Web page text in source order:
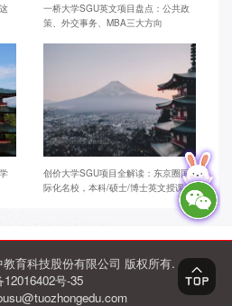
一桥大学SGU英文项目盘点：公共政
策、外交事务、MBA三大方向
创价大学SGU项目全解读：东京圈国
际化名校，本科/硕士/博士英文授课
育科技股份有限公司 版权所有.
号-35